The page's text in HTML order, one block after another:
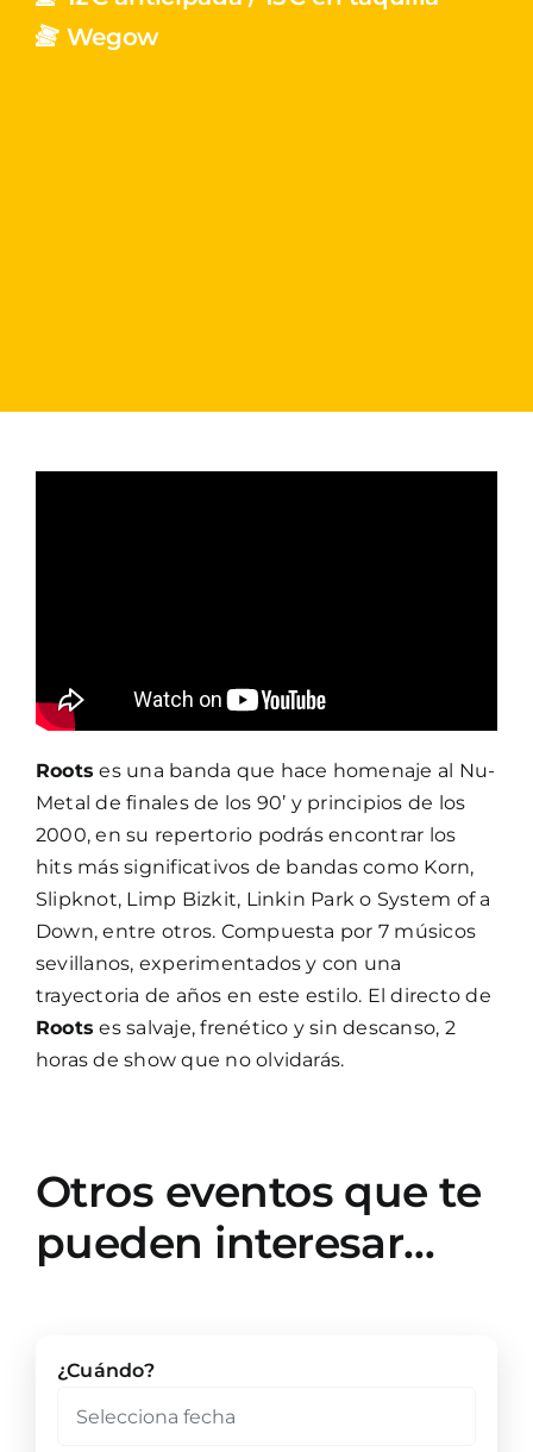
Wegow
Roots es una banda que hace homenaje al Nu-
Metal de finales de los 90’ y principios de los
2000, en su repertorio podrás encontrar los
hits más significativos de bandas como Korn,
Slipknot, Limp Bizkit, Linkin Park o System of a
Down, entre otros. Compuesta por 7 músicos
sevillanos, experimentados y con una
trayectoria de años en este estilo. El directo de
Roots es salvaje, frenético y sin descanso, 2
horas de show que no olvidarás.
Otros eventos que te
pueden interesar…
¿Cuándo?